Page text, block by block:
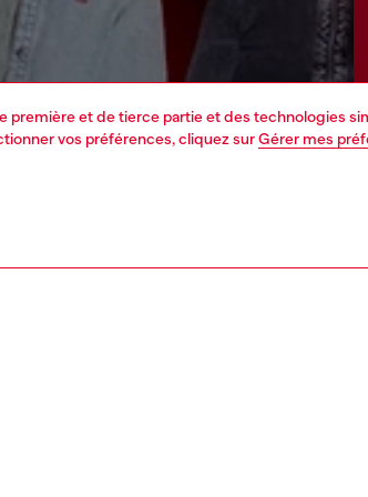
et de tierce partie et des technologies
vos préférences, cliquez surGérer mes